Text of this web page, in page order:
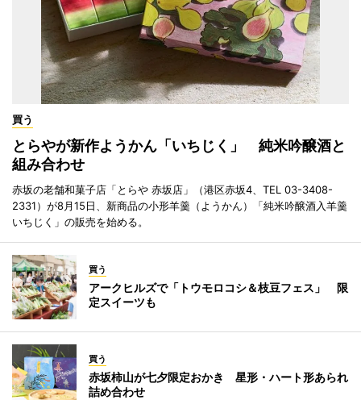
買う
とらやが新作ようかん「いちじく」 純米吟醸酒と
組み合わせ
赤坂の老舗和菓子店「とらや 赤坂店」（港区赤坂4、TEL 03-3408-
2331）が8月15日、新商品の小形羊羹（ようかん）「純米吟醸酒入羊羹
いちじく」の販売を始める。
買う
アークヒルズで「トウモロコシ＆枝豆フェス」 限
定スイーツも
買う
赤坂柿山が七夕限定おかき 星形・ハート形あられ
詰め合わせ